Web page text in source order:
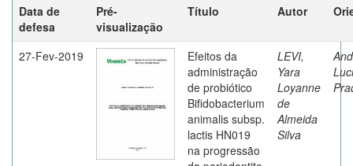
Data de
defesa
Pré-
visualização
Título Autor
27-Fev-2019
Efeitos da
administração
de probiótico
Bifidobacterium
animalis subsp.
lactis HN019
na progressão
LEVI,
Yara
Loyanne
de
Almeida
Silva